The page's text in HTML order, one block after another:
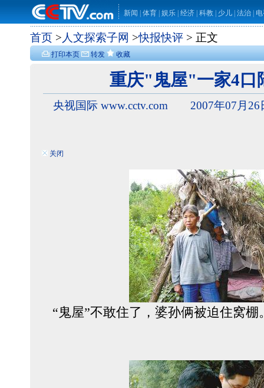
新闻 体育 娱乐 经济 科教 少儿 法治
首页 > 人文探索子网 >快报快评 > 正文
打印本页 转发 收藏
关闭
重庆"鬼屋"一家4口
央视国际 www.cctv.com 2007年07月26
“鬼屋”不敢住了，婆孙俩被迫住窝棚